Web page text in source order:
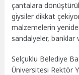
çantalara
giysiler dikkat
malzemelerin
sandalyeler, banklar
Selçuklu Belediye
Üniversitesi Rektör